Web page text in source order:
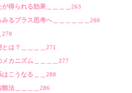
得られる効果 ＿＿＿＿263
るプラス思考へ ＿＿＿＿＿＿266
270
は？
＿＿＿＿271
カニズム ＿＿＿＿277
こうなる ＿＿280
法＿＿＿＿286